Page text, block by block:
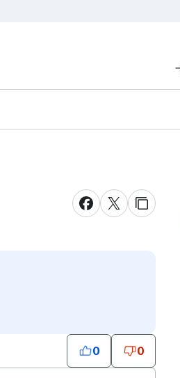
새창 열림새창 열림새창 열림
0 0